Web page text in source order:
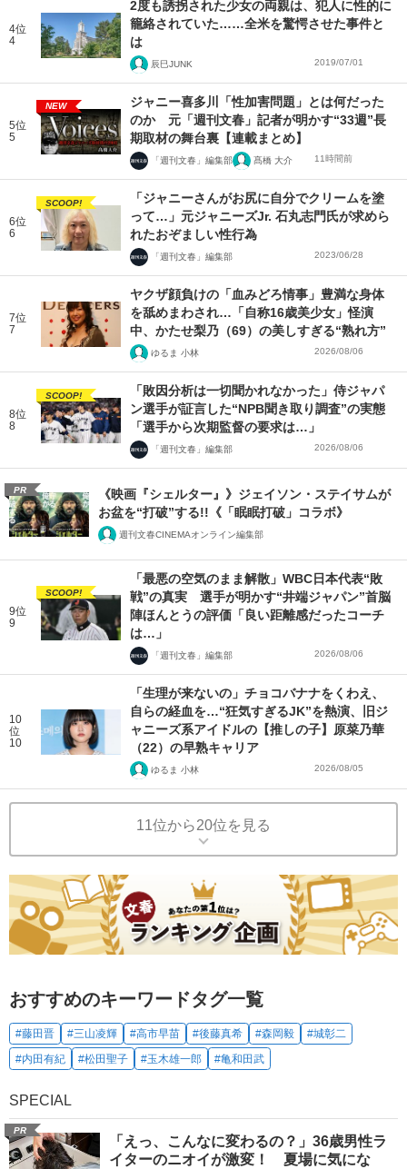
4位
4
2度も誘拐された少女の両親は、犯人に性的に
籠絡されていた……全米を驚愕させた事件と
は
辰巳JUNK 2019/07/01
5位
5
NEW
ジャニー喜多川「性加害問題」とは何だった
のか 元「週刊文春」記者が明かす“33週”長
期取材の舞台裏【連載まとめ】
「週刊文春」編集部 髙橋 大介 11時間前
6位
6
SCOOP!
「ジャニーさんがお尻に自分でクリームを塗
って…」元ジャニーズJr. 石丸志門氏が求めら
れたおぞましい性行為
「週刊文春」編集部 2023/06/28
7位
7
ヤクザ顔負けの「血みどろ情事」豊満な身体
を舐めまわされ…「自称16歳美少女」怪演
中、かたせ梨乃（69）の美しすぎる“熟れ方”
ゆるま 小林 2026/08/06
8位
8
SCOOP!
「敗因分析は一切聞かれなかった」侍ジャパ
ン選手が証言した“NPB聞き取り調査”の実態
「選手から次期監督の要求は…」
「週刊文春」編集部 2026/08/06
PR
《映画『シェルター』》ジェイソン・ステイサムが
お盆を“打破”する!!《「眠眠打破」コラボ》
週刊文春CINEMAオンライン編集部
9位
9
SCOOP!
「最悪の空気のまま解散」WBC日本代表“敗
戦”の真実 選手が明かす“井端ジャパン”首脳
陣ほんとうの評価「良い距離感だったコーチ
は…」
「週刊文春」編集部 2026/08/06
10
位
10
「生理が来ないの」チョコバナナをくわえ、
自らの経血を…“狂気すぎるJK”を熱演、旧ジ
ャニーズ系アイドルの【推しの子】原菜乃華
（22）の早熟キャリア
ゆるま 小林 2026/08/05
11位から20位を見る
おすすめのキーワードタグ一覧
#藤田晋 #三山凌輝 #高市早苗 #後藤真希 #森岡毅
#城彰二
#内田有紀
#松田聖子 #玉木雄一郎 #亀和田武
SPECIAL
PR
「えっ、こんなに変わるの？」36歳男性ラ
イターのニオイが激変！ 夏場に気にな